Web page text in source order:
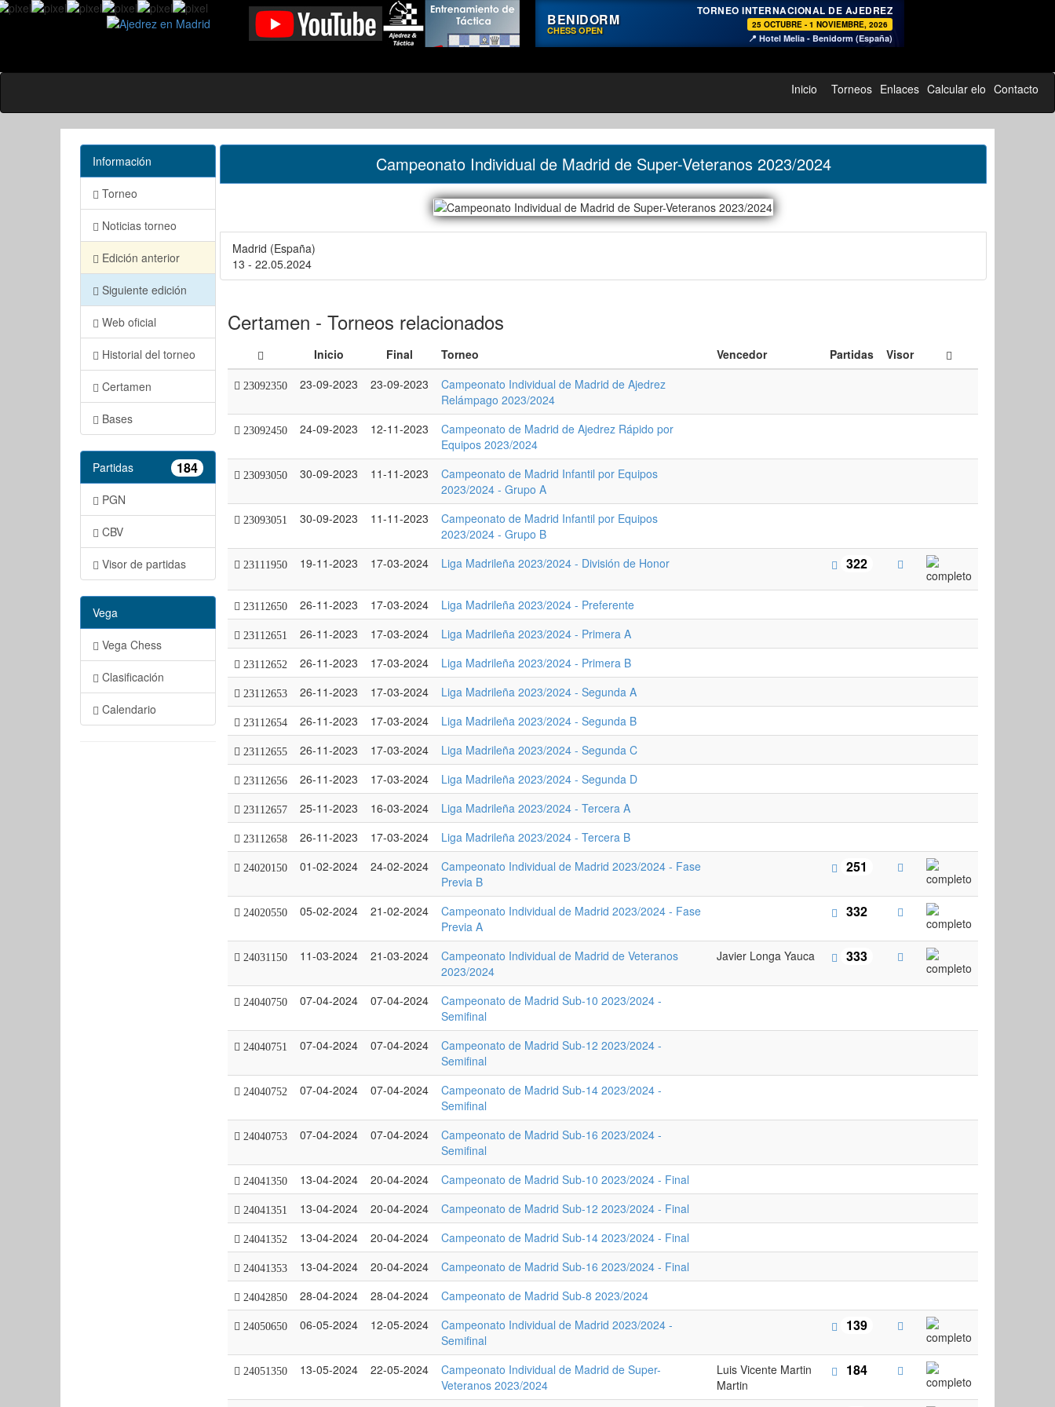
♞
BENIDORM
CHESS OPEN
TORNEO INTERNACIONAL DE AJEDREZ
25 OCTUBRE - 1 NOVIEMBRE, 2026
📍 Hotel Melia - Benidorm (España)
Inicio Torneos Enlaces Calcular elo Contacto
Información
Torneo
Noticias torneo
Edición anterior
Siguiente edición
Web oficial
Historial del torneo
Certamen
Bases
Partidas 184
PGN
CBV
Visor de partidas
Vega
Vega Chess
Clasificación
Calendario
Campeonato Individual de Madrid de Super-Veteranos 2023/2024
Madrid (España)
13 - 22.05.2024
Certamen - Torneos relacionados
Inicio Final Torneo Vencedor Partidas Visor
23092350 23-09-2023 23-09-2023
Campeonato Individual de Madrid de Ajedrez
Relámpago 2023/2024
23092450 24-09-2023 12-11-2023
Campeonato de Madrid de Ajedrez Rápido por
Equipos 2023/2024
23093050 30-09-2023 11-11-2023
Campeonato de Madrid Infantil por Equipos
2023/2024 - Grupo A
23093051 30-09-2023 11-11-2023
Campeonato de Madrid Infantil por Equipos
2023/2024 - Grupo B
23111950 19-11-2023 17-03-2024 Liga Madrileña 2023/2024 - División de Honor 322
23112650 26-11-2023 17-03-2024 Liga Madrileña 2023/2024 - Preferente
23112651 26-11-2023 17-03-2024 Liga Madrileña 2023/2024 - Primera A
23112652 26-11-2023 17-03-2024 Liga Madrileña 2023/2024 - Primera B
23112653 26-11-2023 17-03-2024 Liga Madrileña 2023/2024 - Segunda A
23112654 26-11-2023 17-03-2024 Liga Madrileña 2023/2024 - Segunda B
23112655 26-11-2023 17-03-2024 Liga Madrileña 2023/2024 - Segunda C
23112656 26-11-2023 17-03-2024 Liga Madrileña 2023/2024 - Segunda D
23112657 25-11-2023 16-03-2024 Liga Madrileña 2023/2024 - Tercera A
23112658 26-11-2023 17-03-2024 Liga Madrileña 2023/2024 - Tercera B
24020150 01-02-2024 24-02-2024
Campeonato Individual de Madrid 2023/2024 - Fase
Previa B
251
24020550 05-02-2024 21-02-2024
Campeonato Individual de Madrid 2023/2024 - Fase
Previa A
332
24031150 11-03-2024 21-03-2024
Campeonato Individual de Madrid de Veteranos
2023/2024
Javier Longa Yauca 333
24040750 07-04-2024 07-04-2024
Campeonato de Madrid Sub-10 2023/2024 -
Semifinal
24040751 07-04-2024 07-04-2024
Campeonato de Madrid Sub-12 2023/2024 -
Semifinal
24040752 07-04-2024 07-04-2024
Campeonato de Madrid Sub-14 2023/2024 -
Semifinal
24040753 07-04-2024 07-04-2024
Campeonato de Madrid Sub-16 2023/2024 -
Semifinal
24041350 13-04-2024 20-04-2024 Campeonato de Madrid Sub-10 2023/2024 - Final
24041351 13-04-2024 20-04-2024 Campeonato de Madrid Sub-12 2023/2024 - Final
24041352 13-04-2024 20-04-2024 Campeonato de Madrid Sub-14 2023/2024 - Final
24041353 13-04-2024 20-04-2024 Campeonato de Madrid Sub-16 2023/2024 - Final
24042850 28-04-2024 28-04-2024 Campeonato de Madrid Sub-8 2023/2024
24050650 06-05-2024 12-05-2024
Campeonato Individual de Madrid 2023/2024 -
Semifinal
139
24051350 13-05-2024 22-05-2024
Campeonato Individual de Madrid de Super-
Veteranos 2023/2024
Luis Vicente Martin
Martin
184